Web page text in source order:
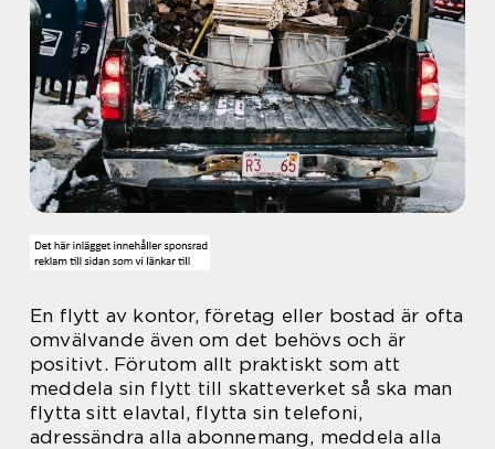
En flytt av kontor, företag eller bostad är ofta
omvälvande även om det behövs och är
positivt. Förutom allt praktiskt som att
meddela sin flytt till skatteverket så ska man
flytta sitt elavtal, flytta sin telefoni,
adressändra alla abonnemang, meddela alla